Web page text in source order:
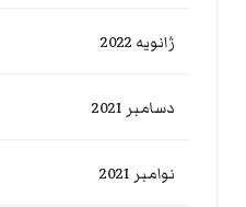
ژانویه 2022
دسامبر 2021
نوامبر 2021